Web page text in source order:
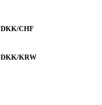
DKK/CHF
DKK/KRW